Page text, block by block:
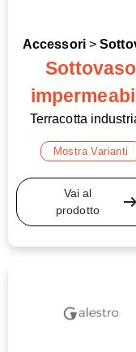
Accessori>
Sottovaso
Terracotta
Mostra Varianti
Vai al
prodotto
arrow_right_alt